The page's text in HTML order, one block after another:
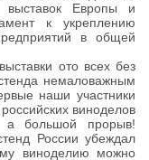
выставок Европы и
к укреплению
в общей
ото всех без
немаловажным
наши участники
виноделов
а большой прорыв!
России убеждал
виноделию можно